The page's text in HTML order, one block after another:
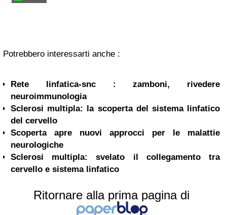
Potrebbero interessarti anche :
Rete linfatica-snc : zamboni, rivedere
neuroimmunologia
Sclerosi multipla: la scoperta del sistema linfatico
del cervello
Scoperta apre nuovi approcci per le malattie
neurologiche
Sclerosi multipla: svelato il collegamento tra
cervello e sistema linfatico
Ritornare alla prima pagina di